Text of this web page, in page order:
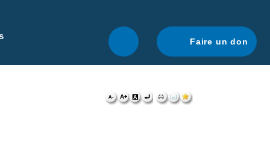
navigation optimale.
Faire un don